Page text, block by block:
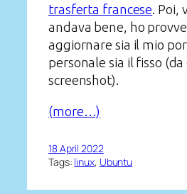
trasferta francese. Poi,
andava bene, ho
aggiornare sia il mio
personale sia il fisso
screenshot).
(more…)
18 April 2022
Tags: linux, Ubuntu